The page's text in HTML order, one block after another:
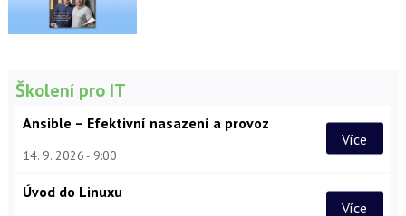
Školení pro IT
Ansible – Efektivní nasazení a provoz
14. 9. 2026 9:00
Více
Úvod do Linuxu
Více